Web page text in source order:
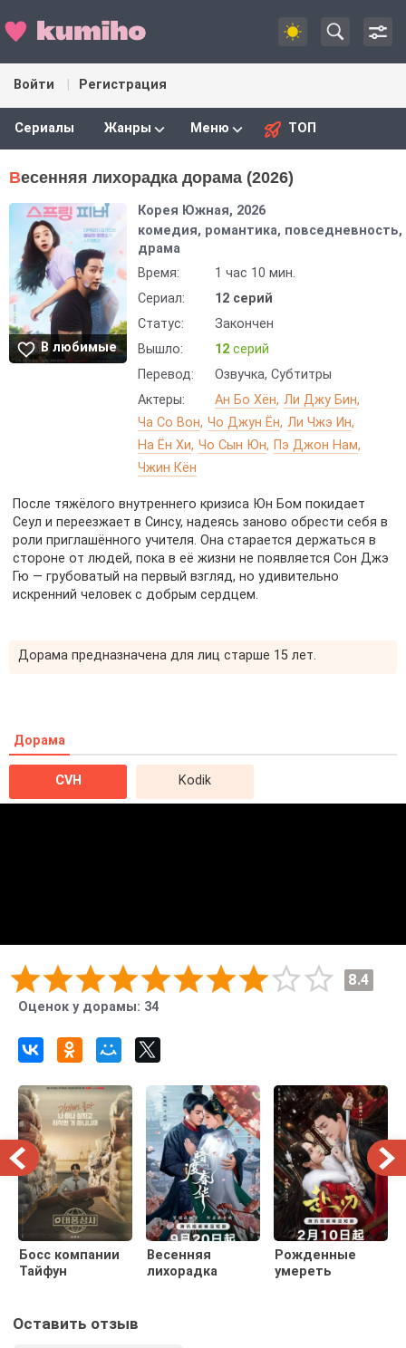
Войти Регистрация
Сериалы Жанры Меню ТОП
Весенняя лихорадка дорама (2026)
В любимые
Корея Южная, 2026
комедия, романтика, повседневность,
драма
Время:
1 час 10 мин.
Сериал:
12 серий
Статус:
Закончен
Вышло:
12серий
Перевод:
Озвучка, Субтитры
Актеры:
Ан Бо Хён Ли Джу Бин
Ча Со Вон Чо Джун Ён Ли Чжэ Ин
На Ён Хи Чо Сын Юн
Пэ Джон Нам
Чжин Кён
После тяжёлого внутреннего кризиса Юн Бом покидает
Сеул и переезжает в Синсу, надеясь заново обрести себя в
роли приглашённого учителя. Она старается держаться в
стороне от людей, пока в её жизни не появляется Сон Джэ
Гю — грубоватый на первый взгляд, но удивительно
искренний человек с добрым сердцем.
Дорама предназначена для лиц старше 15 лет.
Дорама
CVH Kodik
8.4
Оценок у дорамы: 34
Босс компании
Тайфун
Весенняя
лихорадка
Рожденные
умереть
Оставить отзыв